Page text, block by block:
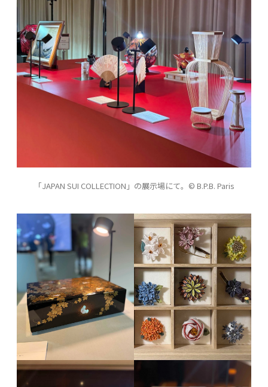
「JAPAN SUI COLLECTION」の展示場にて。© B.P.B. Paris